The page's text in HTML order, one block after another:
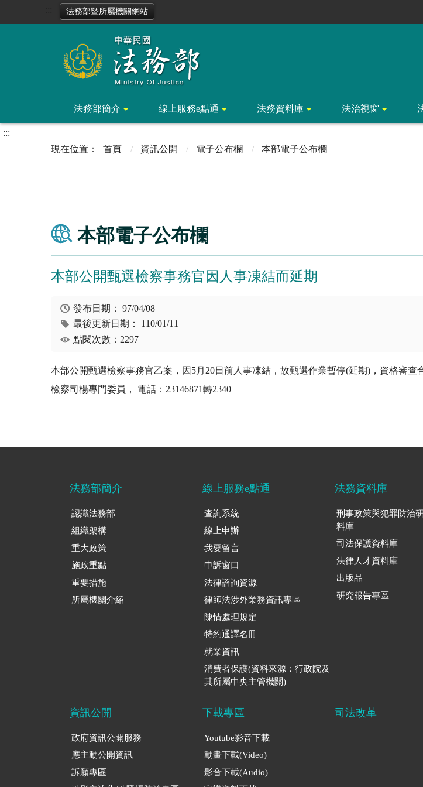
法務部暨所屬機關網站
法務部簡介 線上服務e點通 法務資料庫 法治視窗
:::
首頁
資訊公開 電子公布欄 本部電子公布欄
本部電子公布欄
本部公開甄選檢察事務官因人事凍結而延期
發布日期：97/04/08
最後更新日期： 110/01/11
點閱次數：2297
本部公開甄選檢察事務官乙案，因5月20日前人事凍結，故甄選作業暫停(延期)，資格審
檢察司楊專門委員， 電話：23146871轉2340
法務部簡介
認識法務部
組織架構
重大政策
施政重點
重要措施
所屬機關介紹
線上服務e點通
查詢系統
線上申辦
我要留言
申訴窗口
法律諮詢資源
律師法涉外業務資訊專區
陳情處理規定
特約通譯名冊
就業資訊
消費者保護(資料來源：行政院及
其所屬中央主管機關)
法務資料庫
刑事政策與犯罪防治
料庫
司法保護資料庫
法律人才資料庫
出版品
研究報告專區
資訊公開
政府資訊公開服務
應主動公開資訊
訴願專區
下載專區
Youtube影音下載
動畫下載(Video)
影音下載(Audio)
司法改革